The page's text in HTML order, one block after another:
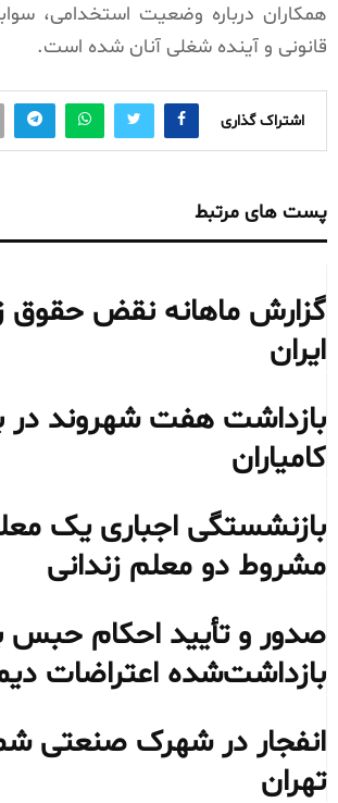
همکاران درباره وضعیت استخدامی،
قانونی و آینده شغلی آنان شده است.
اشتراک گذاری
پست های مرتبط
گزارش ماهانه نقض حقوق
ایران
بازداشت هفت شهروند در
کامیاران
بازنشستگی اجباری یک
مشروط دو معلم زندانی
صدور و تأیید احکام حبس
بازداشت‌شده اعتراضات
انفجار در شهرک صنعتی
تهران